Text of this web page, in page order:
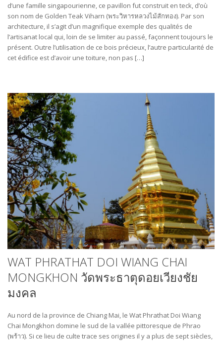
d’une famille singapourienne, ce pavillon fut construit en teck, d’où
son nom de Golden Teak Viharn (พระ​วิหาร​หลวง​ไม้​สัก​ทอง). Par son
architecture, il s’agit d’un magnifique exemple des qualités de
l’artisanat local qui, loin de se limiter au passé, façonnent toujours le
présent. Outre l’utilisation de ce bois précieux, l’autre particularité de
cet édifice est d’avoir une toiture, non pas […]
WAT PHRATHAT DOI WIANG CHAI
MONGKHON วัดพระธาตุดอยเวียงชัย
มงคล
Au nord de la province de Chiang Mai, le Wat Phrathat Doi Wiang
Chai Mongkhon domine le sud de la vallée pittoresque de Phrao
(พร้าว). Si ce lieu de culte trace ses origines il y a plus de sept siècles,